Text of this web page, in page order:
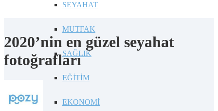
SEYAHAT
MUTFAK
SAĞLIK
EĞİTİM
EKONOMİ
2020’nin en güzel seyahat
fotoğrafları